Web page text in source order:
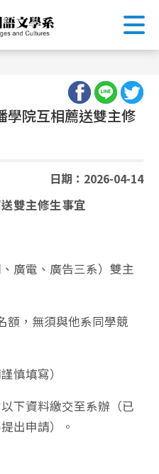
學院互相薦送雙主修
日期：2026-04-14
雙主修生事宜
廣電、廣告三系）雙主
額，無須與他系同學競
慎填寫）
下資料繳交至系辦（已
出申請）。